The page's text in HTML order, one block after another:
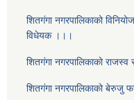
शितगंगा नगरपालिकाको
विधेयक ।।।
शितगंगा नगरपालिकाको राजस्व
शितगंगा नगरपालिकाको बेरुजु